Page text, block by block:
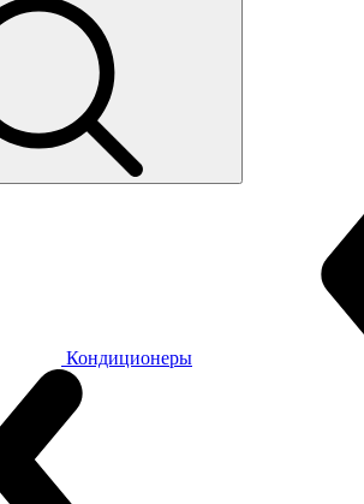
Кондиционеры